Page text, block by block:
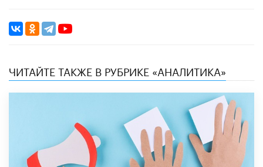
ЧИТАЙТЕ ТАКЖЕ В РУБРИКЕ «АНАЛИТИКА»